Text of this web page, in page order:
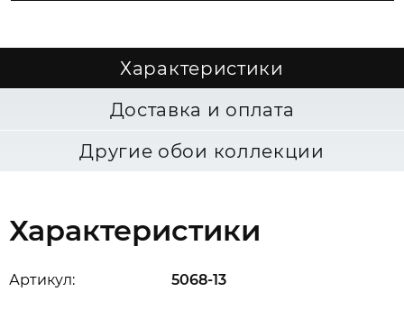
Характеристики
Доставка и оплата
Другие обои коллекции
Характеристики
Артикул: 5068-13